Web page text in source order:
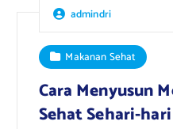
admindri
Makanan Sehat
Cara Menyusun
Sehat Sehari-hari